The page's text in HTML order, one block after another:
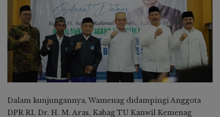
Dalam kunjungannya, Wamenag didampingi Anggota
DPR RI, Dr. H. M. Aras, Kabag TU Kanwil Kemenag